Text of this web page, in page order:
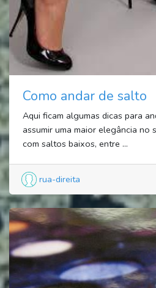
Como andar de salto
Aqui ficam algumas dicas para
assumir uma maior elegância no
com saltos baixos, entre ...
rua-direita